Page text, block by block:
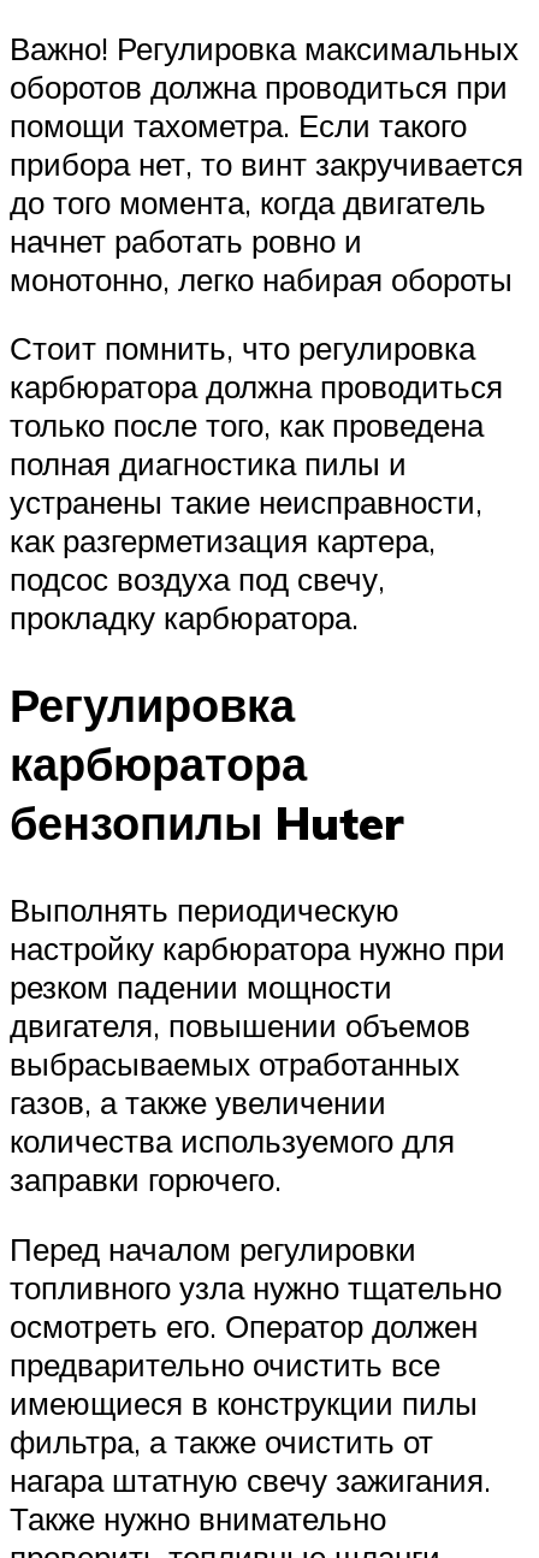
Важно! Регулировка максимальных
оборотов должна проводиться при
помощи тахометра. Если такого
прибора нет, то винт закручивается
до того момента, когда двигатель
начнет работать ровно и
монотонно, легко набирая обороты
Стоит помнить, что регулировка
карбюратора должна проводиться
только после того, как проведена
полная диагностика пилы и
устранены такие неисправности,
как разгерметизация картера,
подсос воздуха под свечу,
прокладку карбюратора.
Регулировка
карбюратора
бензопилы Huter
Выполнять периодическую
настройку карбюратора нужно при
резком падении мощности
двигателя, повышении объемов
выбрасываемых отработанных
газов, а также увеличении
количества используемого для
заправки горючего.
Перед началом регулировки
топливного узла нужно тщательно
осмотреть его. Оператор должен
предварительно очистить все
имеющиеся в конструкции пилы
фильтра, а также очистить от
нагара штатную свечу зажигания.
Также нужно внимательно